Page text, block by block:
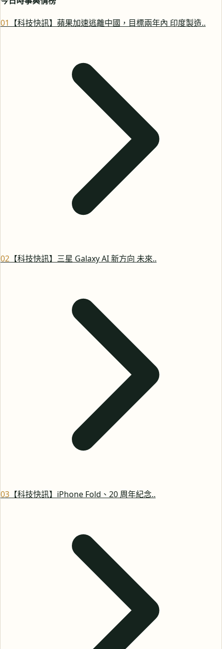
01 【科技快訊】蘋果加速逃離中國，目標兩年內 印度製造..
02 【科技快訊】三星 Galaxy AI 新方向 未來..
03 【科技快訊】iPhone Fold、20 周年紀念..